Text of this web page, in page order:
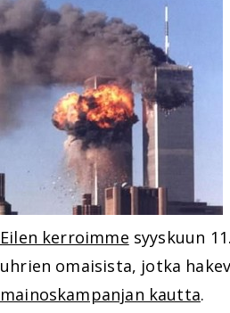
Eilen kerroimme syyskuun
uhrien omaisista, jotka
mainoskampanjan kautta.